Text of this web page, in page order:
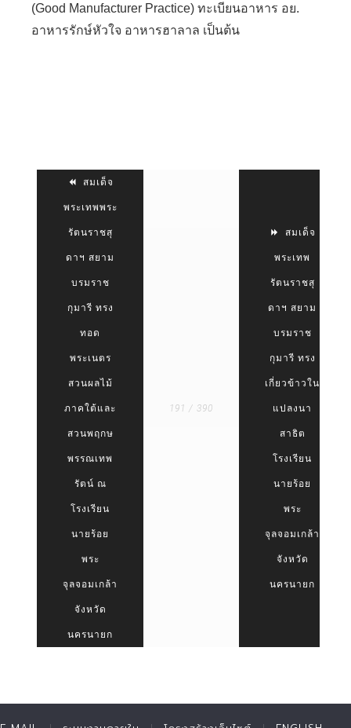
(Good Manufacturer Practice) ทะเบียนอาหาร อย.
อาหารรักษ์หัวใจ อาหารฮาลาล เป็นต้น
สมเด็จ
พระเทพพระ
รัตนราชสุ
ดาฯ สยาม
บรมราช
กุมารี ทรง
ทอด
พระเนตร
สวนผลไม้
ภาคใต้และ
สวนพฤกษ
พรรณเทพ
รัตน์ ณ
โรงเรียน
นายร้อย
พระ
จุลจอมเกล้า
จังหวัด
นครนายก
191 / 390
สมเด็จ
พระเทพ
รัตนราชสุ
ดาฯ สยาม
บรมราช
กุมารี ทรง
เกี่ยวข้าวใน
แปลงนา
สาธิต
โรงเรียน
นายร้อย
พระ
จุลจอมเกล้า
จังหวัด
นครนายก